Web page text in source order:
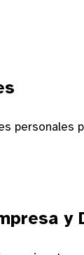
personales
y